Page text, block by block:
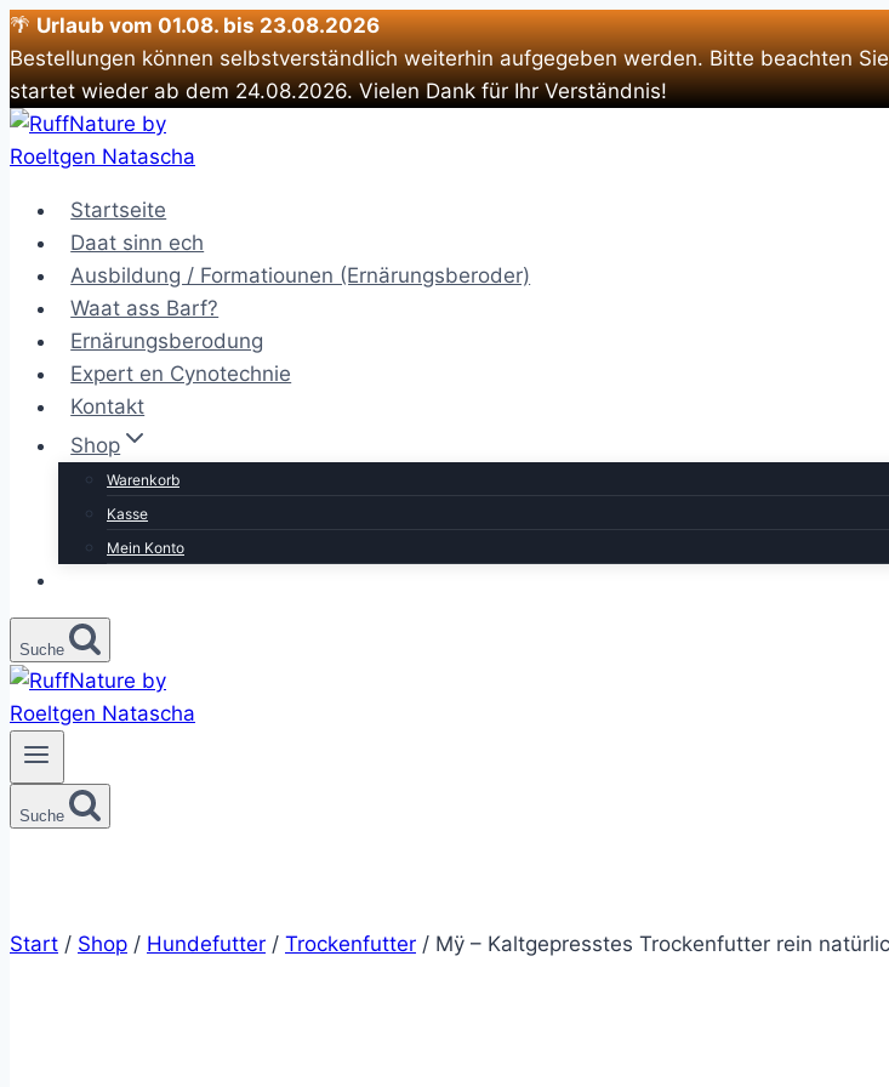
🌴Urlaub vom 01.08. bis 23.08.2026
Bestellungen können selbstverständlich weiterhin aufgegeben werden. Bitte beachten
startet wieder ab dem 24.08.2026. Vielen Dank für Ihr Verständnis!
Zum
Inhalt
Startseite
Daat sinn ech
Ausbildung / Formatiounen (Ernärungsberoder)
Waat ass Barf?
Ernärungsberodung
Expert en Cynotechnie
Kontakt
Shop
Warenkorb
Kasse
Mein Konto
Suche
Suche
Start / Shop / Hundefutter / Trockenfutter / Mÿ – Kaltgepresstes Trockenfutter rein